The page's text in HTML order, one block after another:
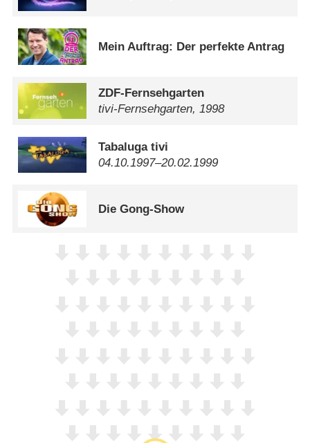
Mein Auftrag: Der perfekte Antrag
ZDF-Fernsehgarten
tivi-Fernsehgarten, 1998
Tabaluga tivi
04.10.1997⁠–⁠20.02.1999
Die Gong-Show